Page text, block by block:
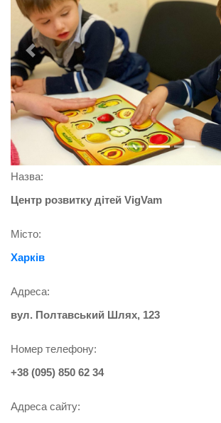
Previous
Назва:
Центр розвитку дітей VigVam
Місто:
Харків
Адреса:
вул. Полтавський Шлях, 123
Номер телефону:
+38 (095) 850 62 34
Адреса сайту: